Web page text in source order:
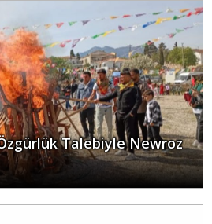
Talebiyle Newroz